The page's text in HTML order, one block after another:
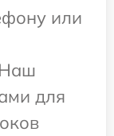
или
Наш
для